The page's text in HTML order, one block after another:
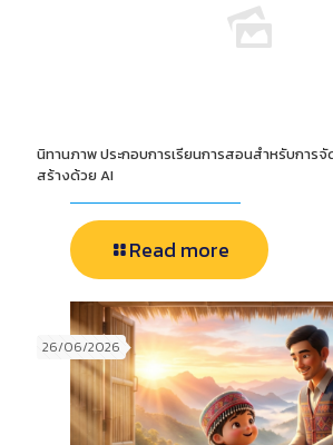
นิทานภาพ ประกอบการเรียนการสอนสำหรับการ
สร้างด้วย AI
Read more
26/06/2026